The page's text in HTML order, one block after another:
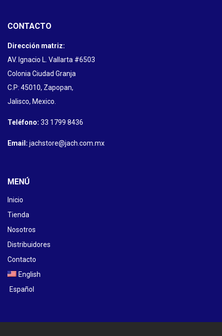
CONTACTO
Dirección matriz:
AV. Ignacio L. Vallarta #6503
Colonia Ciudad Granja
C.P: 45010, Zapopan,
Jalisco, Mexico.
Teléfono: 33 1799 8436
Email: jachstore@jach.com.mx
MENÚ
Inicio
Tienda
Nosotros
Distribuidores
Contacto
English
Español